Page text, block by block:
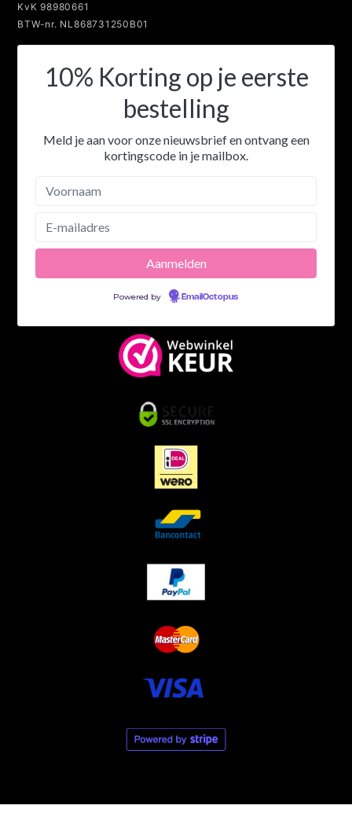
KvK 98980661
BTW-nr. NL868731250B01
10% Korting op je eerste
bestelling
Meld je aan voor onze nieuwsbrief en ontvang een
kortingscode in je mailbox.
Powered by EmailOctopus